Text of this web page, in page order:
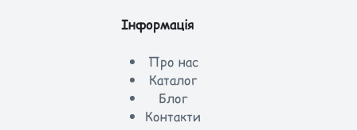
Інформація
Про нас
Каталог
Блог
Контакти